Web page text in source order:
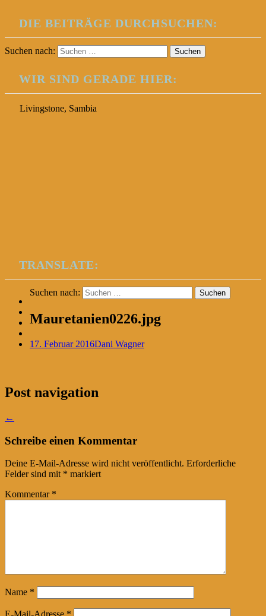
DIE BEITRÄGE DURCHSUCHEN:
Suchen nach:
WIR SIND GERADE HIER:
Livingstone, Sambia
TRANSLATE:
Suchen nach:
Mauretanien0226.jpg
17. Februar 2016Dani Wagner
Post navigation
←
Schreibe einen Kommentar
Deine E-Mail-Adresse wird nicht veröffentlicht. Erforderliche
Felder sind mit * markiert
Kommentar *
Name *